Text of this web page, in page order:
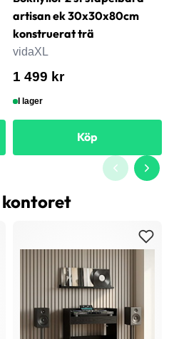
artisan ek 30x30x80cm
konstruerat trä
vidaXL
1 499 kr
I lager
Köp
kontoret